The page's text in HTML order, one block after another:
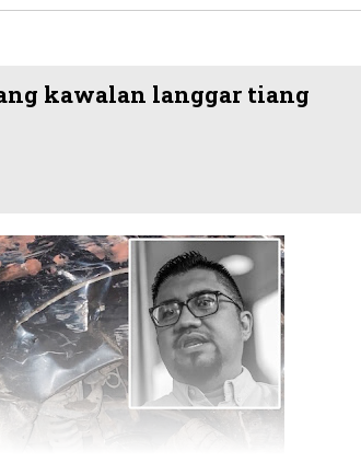
kawalan langgar tiang